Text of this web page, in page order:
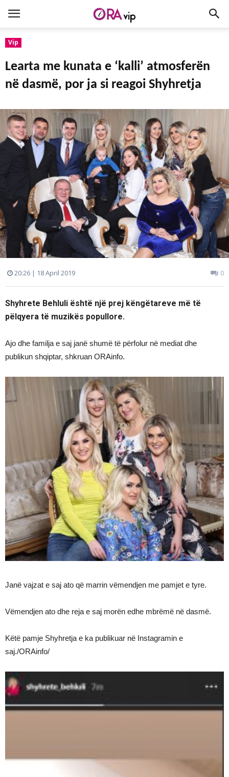
Vip
Learta me kunata e ‘kalli’ atmosferën
në dasmë, por ja si reagoi Shyhretja
20:26 | 18 April 2019 0
Shyhrete Behluli është një prej këngëtareve më të
pëlqyera të muzikës popullore.
Ajo dhe familja e saj janë shumë të përfolur në mediat dhe
publikun shqiptar, shkruan ORAinfo.
Janë vajzat e saj ato që marrin vëmendjen me pamjet e tyre.
Vëmendjen ato dhe reja e saj morën edhe mbrëmë në dasmë.
Këtë pamje Shyhretja e ka publikuar në Instagramin e
saj./ORAinfo/